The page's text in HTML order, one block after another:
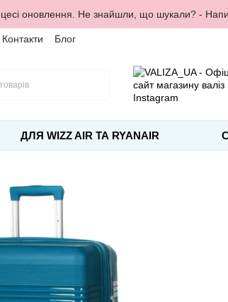
оновлення. Не знайшли, що шукали? -
Контакти Блог
ДЛЯ WIZZ AIR ТА RYANAIR